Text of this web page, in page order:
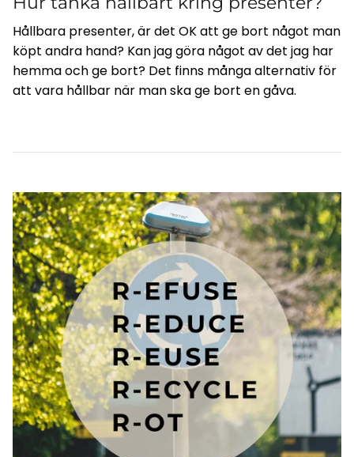
Hållbara presenter, är det OK att ge bort något man
köpt andra hand? Kan jag göra något av det jag har
hemma och ge bort? Det finns många alternativ för
att vara hållbar när man ska ge bort en gåva.